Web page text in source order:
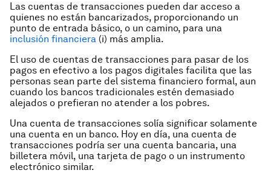
Las cuentas de transacciones pueden dar acceso a
quienes no están bancarizados, proporcionando un
punto de entrada básico, o un camino, para una
inclusión financiera (i) más amplia.
El uso de cuentas de transacciones para pasar de los
pagos en efectivo a los pagos digitales facilita que las
personas sean parte del sistema financiero formal, aun
cuando los bancos tradicionales estén demasiado
alejados o prefieran no atender a los pobres.
Una cuenta de transacciones solía significar solamente
una cuenta en un banco. Hoy en día, una cuenta de
transacciones podría ser una cuenta bancaria, una
billetera móvil, una tarjeta de pago o un instrumento
electrónico similar.